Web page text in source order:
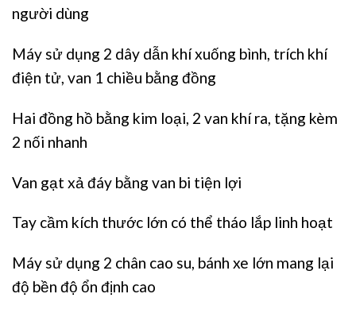
người dùng
Máy sử dụng 2 dây dẫn khí xuống bình, trích khí
điện tử, van 1 chiều bằng đồng
Hai đồng hồ bằng kim loại, 2 van khí ra, tặng kèm
2 nối nhanh
Van gạt xả đáy bằng van bi tiện lợi
Tay cầm kích thước lớn có thể tháo lắp linh hoạt
Máy sử dụng 2 chân cao su, bánh xe lớn mang lại
độ bền độ ổn định cao